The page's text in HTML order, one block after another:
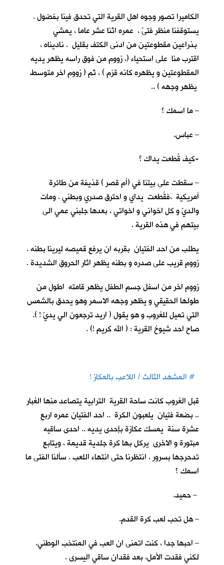
الكاميرا تصور وجوه اهل القرية التي تحدق فينا بفضول .
يستوقفنا منظر فتىً ، عمره اثنا عشر عاما ، يمشي
بذراعين مقطوعتين من ادنى الكتف بقليل . ناديناه ،
اقترب منا على استحياء (، زووم من فوق راسه يظهر يديه
المقطوعتين و يظهره كانه قزم ) ، ثم ( زووم اخر متوسط
يظهر وجهه ) ..
– ما اسمك ؟
– عباس.
-كيف قُطعت يداك ؟
– سقطت على بيتنا في (أم قصر ) قذيفة من طائرة
أمريكية ،فقُطعت يداي و احترق صدري وبطني . ومات
والديّ و كل اخواني و اخواتي ، بعدها جلبني عمي الى
بيتهم في هذه القرية .
يطلب من احد الفتيان بقربه ان يرفع قميصه ليرينا بطنه .
زووم قريب على صدره و بطنه يظهر اثار الحروق الشديدة .
زووم اخر من اسفل جسم الطفل يظهر قامته اطول من
طولها الحقيقي و يظهر وجهه الاسمر وهو يحدق بالشمس
التي تميل للغروب و هو يقول ( اريد ترجعون الي يديّ ! ).
صاح احد شيوخ القرية : ( الله كريم !) .
# المشهد الثالث / اللاعب بالعكاز !
قبل الغروب كانت ساحة القرية الترابية يتصاعد منها الغبار
.. بضعة فتيان يلعبون الكرة .. احد الفتيان عمره اربع
عشرة سنة يمسك عكازة بإحدى يديه .. احدى ساقيه
مبتورة و الاخرى يركل بها كرة جلدية قديمة ، ويتابع
تدحرجها بسرور . انتظرنا حتى انتهاء اللعب . سألنا الفتى ما
اسمك ؟
– حميد.
– هل تحب لعب كرة القدم.
– احبها جدا ، كنت اتمنى ان العب في المنتخب الوطني.
لكني فقدت الأمل، بعد فقدان ساقي اليسرى .